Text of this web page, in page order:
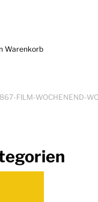
Warenkorb
FILM-WOCHENEND-